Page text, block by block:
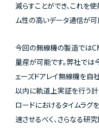
減らすことができ、これを
ム性の高いデータ通信が可
今回の無線機の製造では
量産が可能です。弊社では
ェーズドアレイ無線機を自
以内に軌道上実証を行う計
ロードにおけるタイムラグ
速させるべく、さらなる研